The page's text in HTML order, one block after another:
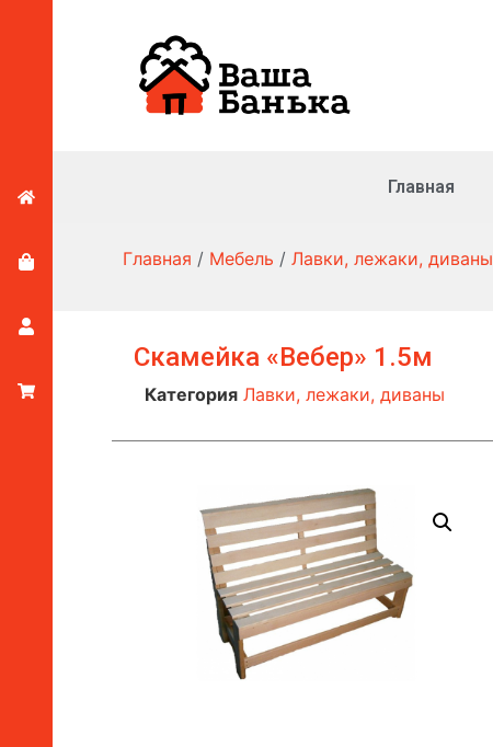
Главная
Главная / Мебель / Лавки, лежаки, диваны
Скамейка «Вебер» 1.5м
Категория Лавки, лежаки, диваны